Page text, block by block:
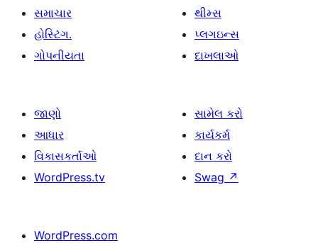
સમાચાર
હોસ્ટિંગ.
ગોપનીયતા
થીમ્સ
પ્લગઇન્સ
દાખલાઓ
જાણો
આધાર
વિકાસકર્તાઓ
WordPress.tv
સામેલ કરો
કાર્યકર્મ
દાન કરો
Swag ↗
WordPress.com